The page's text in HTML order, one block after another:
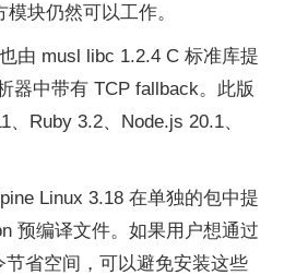
块仍然可以工作。
由 musl libc 1.2.4 C 标准库提
器中带有 TCP fallback。此版
Ruby 3.2、Node.js 20.1、
Linux 3.18 在单独的包中提
预编译文件。如果用户想通过
省空间，可以避免安装这些